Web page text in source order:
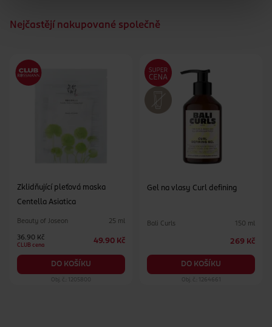
Nejčastějí nakupované společně
Zklidňující pleťová maska
Centella Asiatica
Beauty of Joseon 25 ml
36.90 Kč
CLUB cena
49.90 Kč
DO KOŠÍKU
Obj. č.: 1205800
Gel na vlasy Curl defining
Bali Curls 150 ml
269 Kč
DO KOŠÍKU
Obj. č.: 1264661